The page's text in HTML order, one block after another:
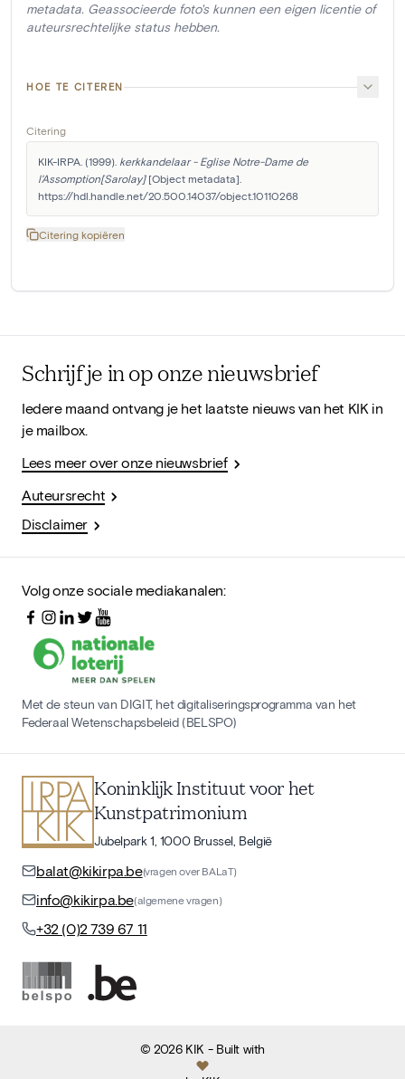
metadata. Geassocieerde foto's kunnen een eigen licentie of
auteursrechtelijke status hebben.
HOE TE CITEREN
Citering
KIK-IRPA. (1999). kerkkandelaar - Eglise Notre-Dame de
l'Assomption[Sarolay] [Object metadata].
https://hdl.handle.net/20.500.14037/object.10110268
Citering kopiëren
Schrijf je in op onze nieuwsbrief
Iedere maand ontvang je het laatste nieuws van het KIK in
je mailbox.
Lees meer over onze nieuwsbrief
Auteursrecht
Disclaimer
Volg onze sociale mediakanalen:
Met de steun van DIGIT, het digitaliseringsprogramma van het
Federaal Wetenschapsbeleid (BELSPO)
Koninklijk Instituut voor het
Kunstpatrimonium
Jubelpark 1, 1000 Brussel, België
balat@kikirpa.be(vragen over BALaT)
info@kikirpa.be(algemene vragen)
+32 (0)2 739 67 11
©2026 KIK - Built with